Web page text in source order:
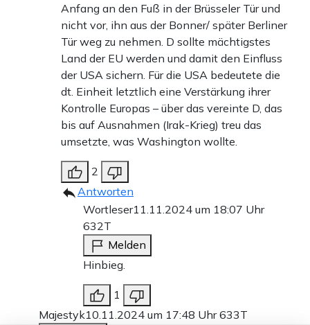
Anfang an den Fuß in der Brüsseler Tür und
nicht vor, ihn aus der Bonner/ später Berliner
Tür weg zu nehmen. D sollte mächtigstes
Land der EU werden und damit den Einfluss
der USA sichern. Für die USA bedeutete die
dt. Einheit letztlich eine Verstärkung ihrer
Kontrolle Europas – über das vereinte D, das
bis auf Ausnahmen (Irak-Krieg) treu das
umsetzte, was Washington wollte.
2
Antworten
Wortleser11.11.2024 um 18:07 Uhr
632T
Melden
Hinbieg.
1
Majestyk10.11.2024 um 17:48 Uhr633T